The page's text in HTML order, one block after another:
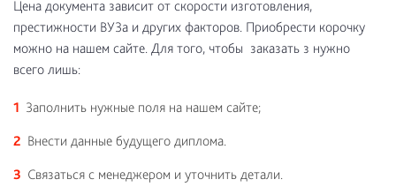
Цена документа зависит от скорости изготовления,
престижности ВУЗа и других факторов. Приобрести корочку
можно на нашем сайте. Для того, чтобы заказать з нужно
всего лишь:
Заполнить нужные поля на нашем сайте;
Внести данные будущего диплома.
Связаться с менеджером и уточнить детали.